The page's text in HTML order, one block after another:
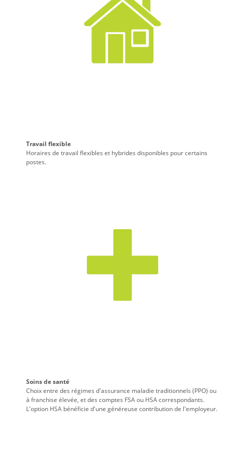
Travail flexible
Horaires de travail flexibles et hybrides disponibles pour certains
postes.
Soins de santé
Choix entre des régimes d'assurance maladie traditionnels (PPO) ou
à franchise élevée, et des comptes FSA ou HSA correspondants.
L'option HSA bénéficie d'une généreuse contribution de l'employeur.